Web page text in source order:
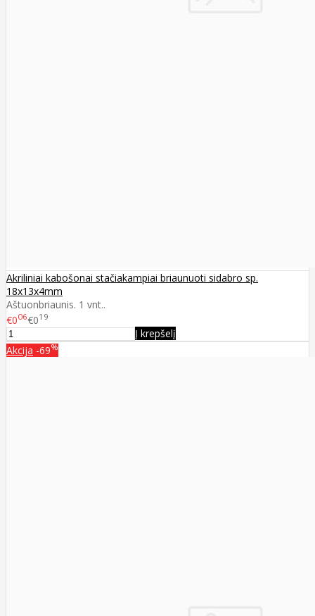
Akriliniai kabošonai stačiakampiai briaunuoti sidabro sp.
18x13x4mm
Aštuonbriaunis. 1 vnt..
€006€019
Į krepšelį
Akcija -69%